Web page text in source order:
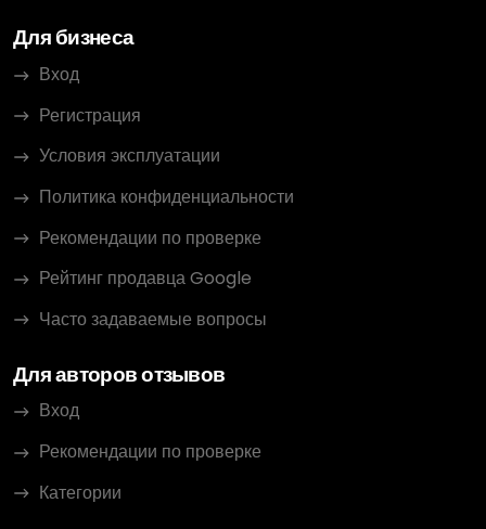
Для бизнеса
Вход
Регистрация
Условия эксплуатации
Политика конфиденциальности
Рекомендации по проверке
Рейтинг продавца Google
Часто задаваемые вопросы
Для авторов отзывов
Вход
Рекомендации по проверке
Категории